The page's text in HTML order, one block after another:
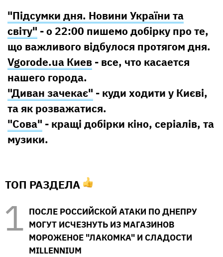
"Підсумки дня. Новини України та
світу" - о 22:00 пишемо добірку про те,
що важливого відбулося протягом дня.
Vgorode.ua Киев - все, что касается
нашего города.
"Диван зачекає" - куди ходити у Києві,
та як розважатися.
"Сова" - кращі добірки кіно, серіалів, та
музики.
ТОП РАЗДЕЛА
ПОСЛЕ РОССИЙСКОЙ АТАКИ ПО ДНЕПРУ
МОГУТ ИСЧЕЗНУТЬ ИЗ МАГАЗИНОВ
МОРОЖЕНОЕ "ЛАКОМКА" И СЛАДОСТИ
MILLENNIUM